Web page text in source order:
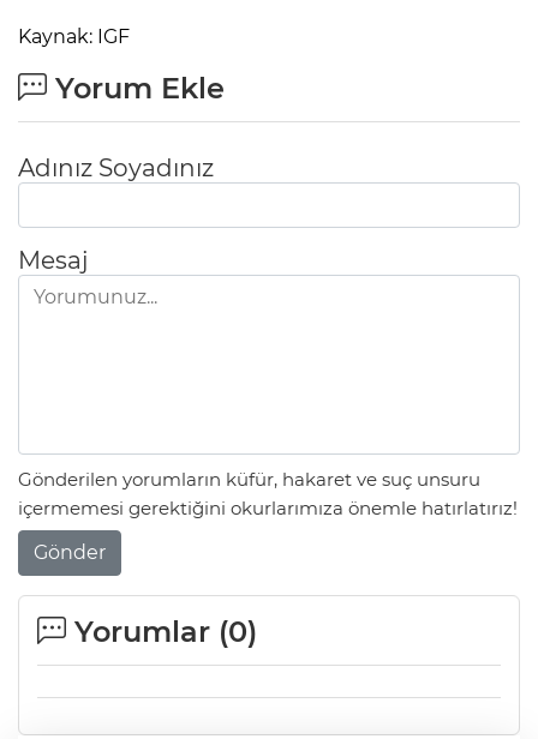
Kaynak: IGF
Yorum Ekle
Adınız Soyadınız
Mesaj
Gönderilen yorumların küfür, hakaret ve suç unsuru
içermemesi gerektiğini okurlarımıza önemle hatırlatırız!
Gönder
Yorumlar (0)